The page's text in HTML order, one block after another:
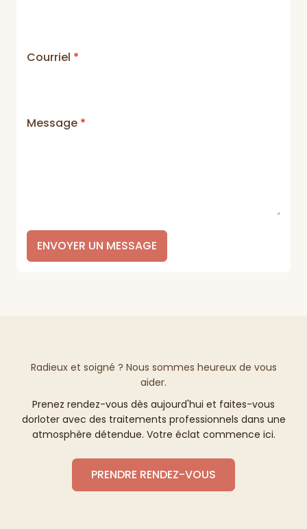
Courriel *
Message *
ENVOYER UN MESSAGE
Radieux et soigné ? Nous sommes heureux de vous
aider.
Prenez rendez-vous dès aujourd'hui et faites-vous
dorloter avec des traitements professionnels dans une
atmosphère détendue. Votre éclat commence ici.
PRENDRE RENDEZ-VOUS